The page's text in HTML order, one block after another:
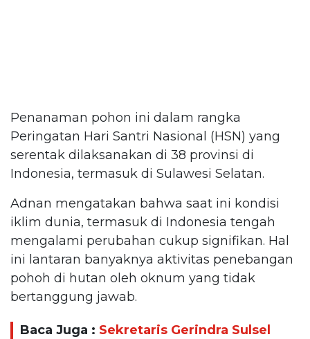
Penanaman pohon ini dalam rangka
Peringatan Hari Santri Nasional (HSN) yang
serentak dilaksanakan di 38 provinsi di
Indonesia, termasuk di Sulawesi Selatan.
Adnan mengatakan bahwa saat ini kondisi
iklim dunia, termasuk di Indonesia tengah
mengalami perubahan cukup signifikan. Hal
ini lantaran banyaknya aktivitas penebangan
pohoh di hutan oleh oknum yang tidak
bertanggung jawab.
Baca Juga : Sekretaris Gerindra Sulsel